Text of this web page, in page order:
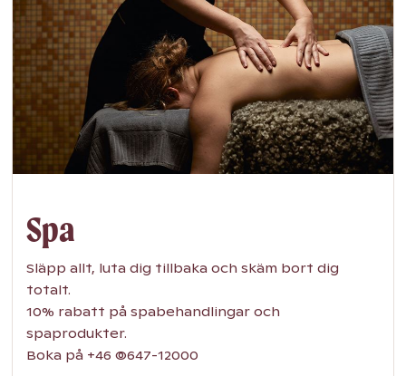
Spa
Släpp allt, luta dig tillbaka och skäm bort dig
totalt.
10% rabatt på spabehandlingar och
spaprodukter.
Boka på +46 (0)647-12000